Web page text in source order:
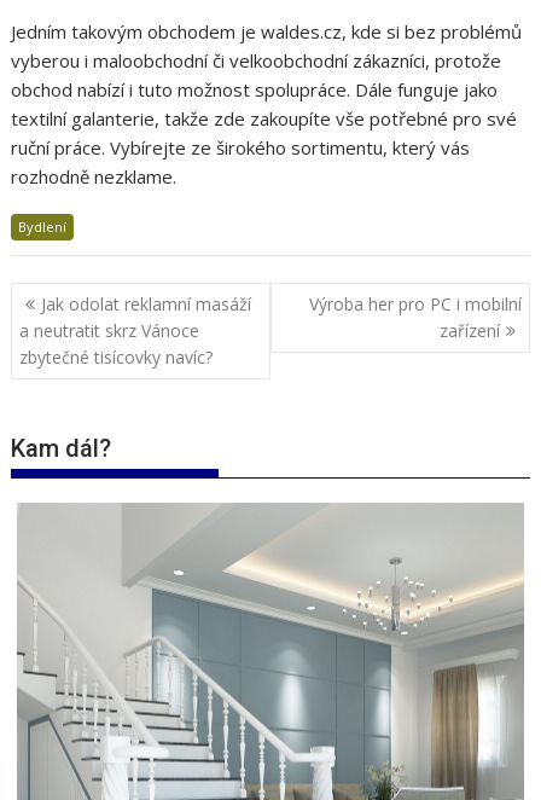
Jedním takovým obchodem je waldes.cz, kde si bez problémů
vyberou i maloobchodní či velkoobchodní zákazníci, protože
obchod nabízí i tuto možnost spolupráce. Dále funguje jako
textilní galanterie, takže zde zakoupíte vše potřebné pro své
ruční práce. Vybírejte ze širokého sortimentu, který vás
rozhodně nezklame.
Bydlení
Navigace
pro
příspěvek
Jak odolat reklamní masáží
a neutratit skrz Vánoce
zbytečné tisícovky navíc?
Výroba her pro PC i mobilní
zařízení
Kam dál?